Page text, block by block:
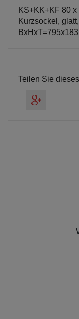
KS+KK+KF 80
Kurzsockel,
Teilen Sie